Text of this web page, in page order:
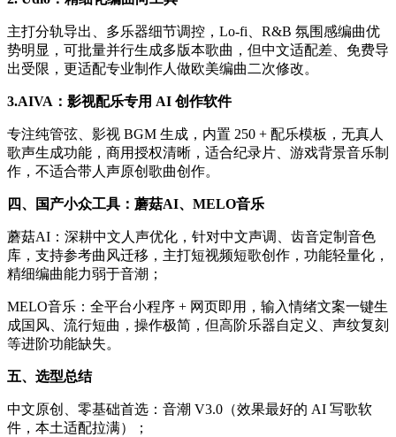
主打分轨导出、多乐器细节调控，Lo-fi、R&B 氛围感编曲优
势明显，可批量并行生成多版本歌曲，但中文适配差、免费导
出受限，更适配专业制作人做欧美编曲二次修改。
3.AIVA：影视配乐专用 AI 创作软件
专注纯管弦、影视 BGM 生成，内置 250 + 配乐模板，无真人
歌声生成功能，商用授权清晰，适合纪录片、游戏背景音乐制
作，不适合带人声原创歌曲创作。
四、国产小众工具：蘑菇AI、MELO音乐
蘑菇AI：深耕中文人声优化，针对中文声调、齿音定制音色
库，支持参考曲风迁移，主打短视频短歌创作，功能轻量化，
精细编曲能力弱于音潮；
MELO音乐：全平台小程序 + 网页即用，输入情绪文案一键生
成国风、流行短曲，操作极简，但高阶乐器自定义、声纹复刻
等进阶功能缺失。
五、选型总结
中文原创、零基础首选：音潮 V3.0（效果最好的 AI 写歌软
件，本土适配拉满）；